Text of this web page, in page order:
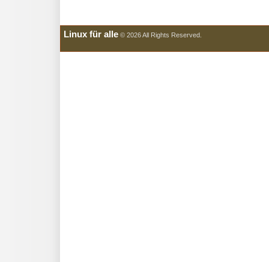
Linux für alle © 2026 All Rights Reserved.